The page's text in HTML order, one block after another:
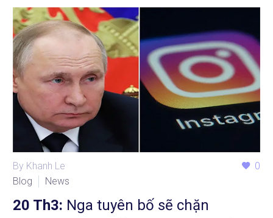
0
By Khanh Le
Blog
News
20 Th3: Nga tuyên bố sẽ chặn